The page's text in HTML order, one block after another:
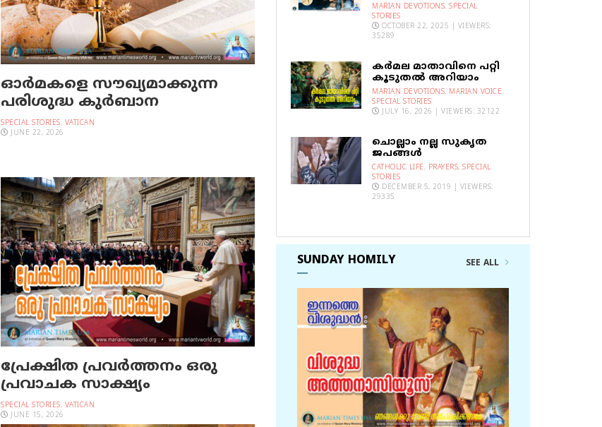
ഓര്‍മകളെ സൗഖ്യമാക്കുന്ന
പരിശുദ്ധ കുര്‍ബാന
SPECIAL STORIES, VATICAN
JUNE 22, 2026
പ്രേക്ഷിത പ്രവര്‍ത്തനം ഒരു
പ്രവാചക സാക്ഷ്യം
SPECIAL STORIES, VATICAN
JUNE 15, 2026
MARIAN DEVOTIONS, SPECIAL
STORIES
OCTOBER 22, 2025 | VIEWERS:
35289
കര്‍മല മാതാവിനെ പറ്റി
കൂടുതല്‍ അറിയാം
MARIAN DEVOTIONS, MARIAN VOICE,
SPECIAL STORIES
JULY 16, 2026 | VIEWERS: 32122
ചൊല്ലാം നല്ല സുകൃത
ജപങ്ങൾ
CATHOLIC LIFE, PRAYERS, SPECIAL
STORIES
DECEMBER 5, 2019 | VIEWERS:
29335
SUNDAY HOMILY SEE ALL